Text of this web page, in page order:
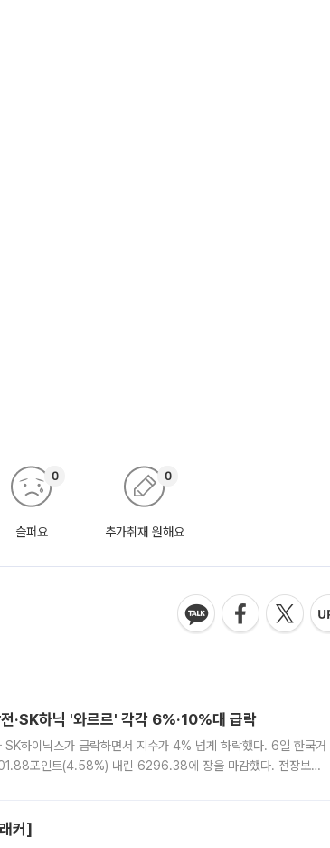
슬퍼요
0
추가취재 원해요
0
하닉 '와르르' 각각 6%·10%대 급락
하이닉스가 급락하면서 지수가 4% 넘게 하락했다. 6일 한국거
포인트(4.58%) 내린 6296.38에 장을 마감했다. 전장보다
커]